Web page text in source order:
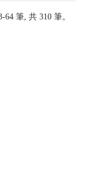
64 筆, 共 310 筆。